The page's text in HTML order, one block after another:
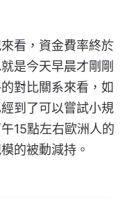
看，資金費率終於
是今天早晨才剛剛
對比關系來看，如
到了可以嘗試小規
15點左右歐洲人的
的被動減持。